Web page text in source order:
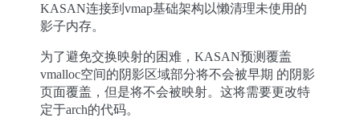
KASAN连接到vmap基础架构以懒清理未使用的
影子内存。
为了避免交换映射的困难，KASAN预测覆盖
vmalloc空间的阴影区域部分将不会被早期 的阴影
页面覆盖，但是将不会被映射。这将需要更改特
定于arch的代码。